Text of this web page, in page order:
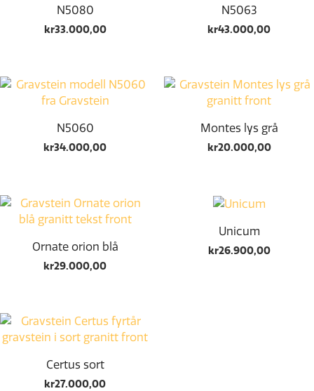
N5080
kr33.000,00
N5063
kr43.000,00
N5060
kr34.000,00
Montes lys grå
kr20.000,00
Ornate orion blå
kr29.000,00
Unicum
kr26.900,00
Certus sort
kr27.000,00